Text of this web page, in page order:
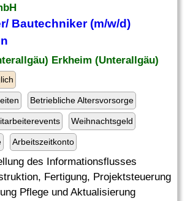
/ Bautechniker(m/w/d)
Erkheim (Unterallgäu)
Betriebliche Altersvorsorge
Weihnachtsgeld
Arbeitszeitkonto
des Informationsflusses
Fertigung, Projektsteuerung
Pflege und Aktualisierung